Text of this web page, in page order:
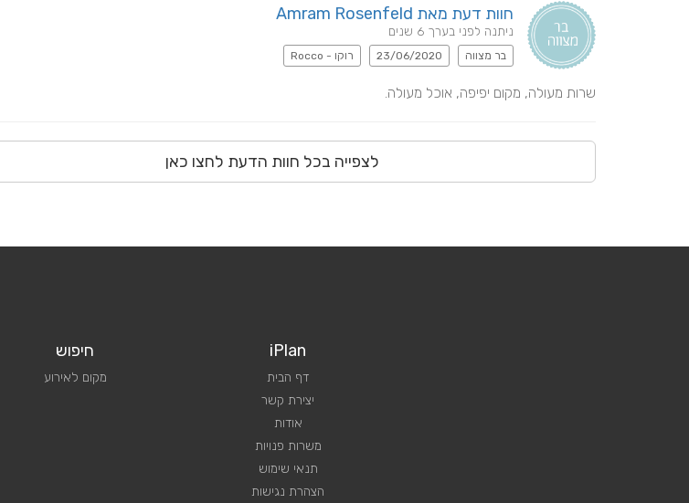
חוות דעת מאת Amram Rosenfeld
ניתנה לפני בערך 6 שנים
בר מצווה 23/06/2020 רוקו - Rocco
שרות מעולה, מקום יפיפה, אוכל מעולה.
לצפייה בכל חוות הדעת לחצו כאן
iPlan
דף הבית
יצירת קשר
אודות
משרות פנויות
תנאי שימוש
הצהרת נגישות
חיפוש
מקום לאירוע